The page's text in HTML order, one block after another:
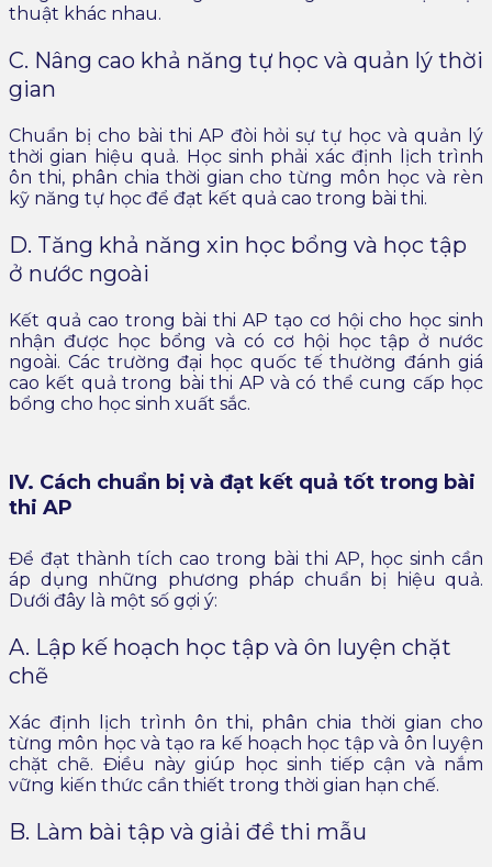
thuật khác nhau.
C. Nâng cao khả năng tự học và quản lý thời
gian
Chuẩn bị cho bài thi AP đòi hỏi sự tự học và quản lý
thời gian hiệu quả. Học sinh phải xác định lịch trình
ôn thi, phân chia thời gian cho từng môn học và rèn
kỹ năng tự học để đạt kết quả cao trong bài thi.
D. Tăng khả năng xin học bổng và học tập
ở nước ngoài
Kết quả cao trong bài thi AP tạo cơ hội cho học sinh
nhận được học bổng và có cơ hội học tập ở nước
ngoài. Các trường đại học quốc tế thường đánh giá
cao kết quả trong bài thi AP và có thể cung cấp học
bổng cho học sinh xuất sắc.
IV. Cách chuẩn bị và đạt kết quả tốt trong bài
thi AP
Để đạt thành tích cao trong bài thi AP, học sinh cần
áp dụng những phương pháp chuẩn bị hiệu quả.
Dưới đây là một số gợi ý:
A. Lập kế hoạch học tập và ôn luyện chặt
chẽ
Xác định lịch trình ôn thi, phân chia thời gian cho
từng môn học và tạo ra kế hoạch học tập và ôn luyện
chặt chẽ. Điều này giúp học sinh tiếp cận và nắm
vững kiến thức cần thiết trong thời gian hạn chế.
B. Làm bài tập và giải đề thi mẫu